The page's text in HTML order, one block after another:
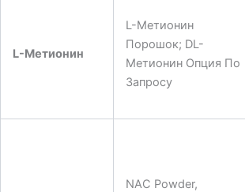
L-Метионин
L-Метионин
Порошок; DL-
Метионин Опция По
Запросу
NAC Powder,